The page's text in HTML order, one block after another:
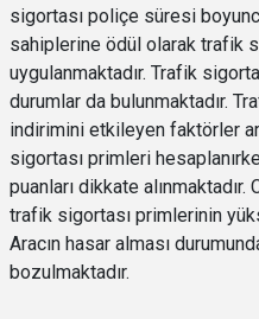
sigortası poliçe süresi
sahiplerine ödül olarak trafik
uygulanmaktadır. Trafik
durumlar da bulunmaktadır.
indirimini etkileyen faktörler
sigortası primleri
puanları dikkate alınmaktadır.
trafik sigortası primlerinin
Aracın hasar alması
bozulmaktadır.